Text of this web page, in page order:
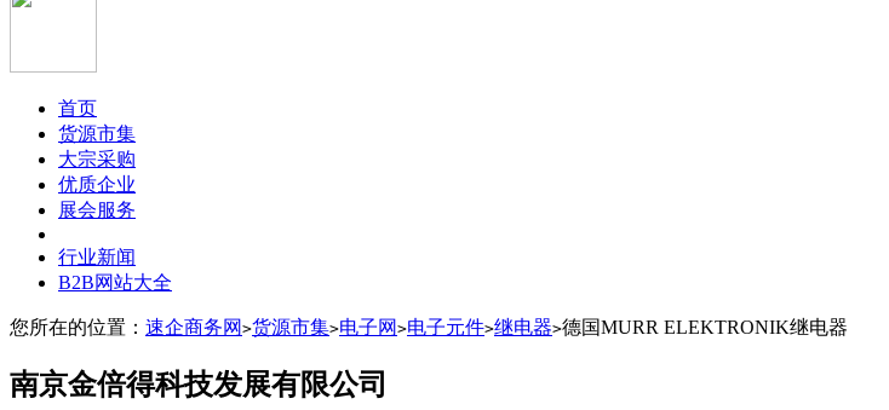
首页
货源市集
大宗采购
优质企业
展会服务
行业新闻
B2B网站大全
您所在的位置： 速企商务网 >货源市集>电子网 >电子元件>继电器>德国MURR ELEKTRONIK继电器
南京金倍得科技发展有限公司